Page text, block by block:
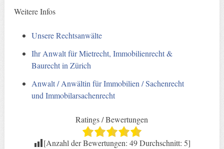
Weitere Infos
Unsere Rechtsanwälte
Ihr Anwalt für Mietrecht, Immobilienrecht &
Baurecht in Zürich
Anwalt / Anwältin für Immobilien / Sachenrecht
und Immobilarsachenrecht
Ratings / Bewertungen
[Anzahl der Bewertungen: 49Durchschnitt: 5]